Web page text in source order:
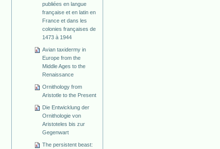
publiées en langue
française et en latin en
France et dans les
colonies françaises de
1473 à 1944
Avian taxidermy in
Europe from the
Middle Ages to the
Renaissance
Ornithology from
Aristotle to the Present
Die Entwicklung der
Ornithologie von
Aristoteles bis zur
Gegenwart
The persistent beast: